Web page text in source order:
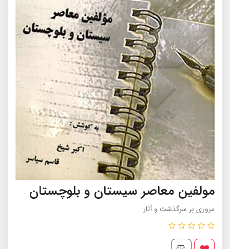
مولفین معاصر سیستان و بلوچستان
مروری بر سرگذشت و آثار